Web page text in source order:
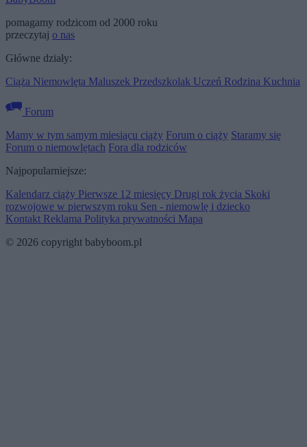
pomagamy rodzicom od 2000 roku
przeczytaj o nas
Główne działy:
Ciąża Niemowlęta Maluszek Przedszkolak Uczeń Rodzina Kuchnia
Forum
Mamy w tym samym miesiącu ciąży Forum o ciąży Staramy się
Forum o niemowlętach Fora dla rodziców
Najpopularniejsze:
Kalendarz ciąży Pierwsze 12 miesięcy Drugi rok życia Skoki
rozwojowe w pierwszym roku Sen - niemowlę i dziecko
Kontakt Reklama Polityka prywatności Mapa
© 2026 copyright babyboom.pl